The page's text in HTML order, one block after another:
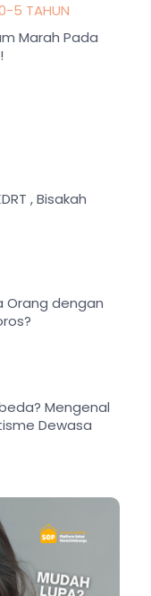
5 TAHUN
Marah Pada
, Bisakah
Orang dengan
Mengenal
Dewasa